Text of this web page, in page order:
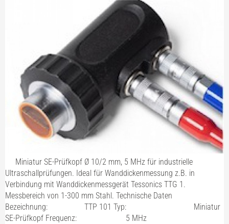
Miniatur SE-Prüfkopf Ø 10/2 mm, 5 MHz für industrielle
Ultraschallprüfungen. Ideal für Wanddickenmessung z.B. in
Verbindung mit Wanddickenmessgerät Tessonics TTG 1.
Messbereich von 1-300 mm Stahl. Technische Daten
Bezeichnung: TTP 101 Typ: Miniatur
SE-Prüfkopf Frequenz: 5 MHz